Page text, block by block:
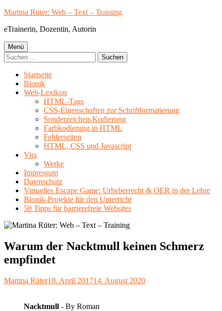
Springe
Inhalt
Martina Rüter: Web – Text – Training
eTrainerin, Dozentin, Autorin
Primäres
Menü
Menü
Suchen
nach:
Startseite
Bionik
Web-Lexikon
HTML-Tags
CSS-Eigenschaften zur Schriftformatierung
Sonderzeichen-Kodierung
Farbkodierung in HTML
Fehlerseiten
HTML, CSS und Javascript
Vita
Werke
Impressum
Datenschutz
Virtuelles Escape Game: Urheberrecht & OER in der Lehre
Bionik-Projekte für den Unterricht
50 Tipps für barrierefreie Websites
Warum der Nacktmull keinen Schmerz
empfindet
Autor
Martina RüterVeröffentlicht
10. April 201714. August 2020
Nacktmull - By Roman